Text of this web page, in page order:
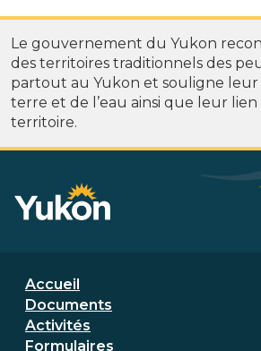
Le gouvernement du Yukon
des territoires traditionnels des
partout au Yukon et souligne
terre et de l’eau ainsi que leur lien
territoire.
Menu de bas de page
Accueil
Documents
Activités
Formulaires